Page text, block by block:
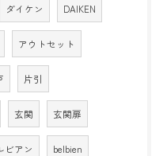
ダイケン DAIKEN
アウトセット
片引
玄関 玄関扉
ビアン belbien